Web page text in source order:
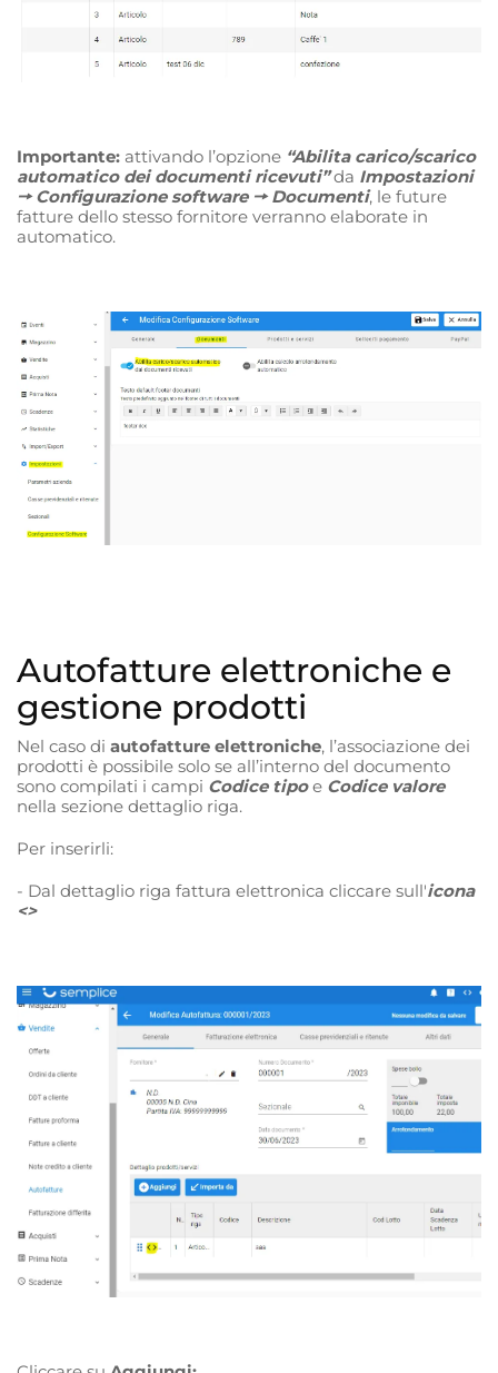
Importante: attivando l’opzione “Abilita carico/scarico
automatico dei documenti ricevuti”da Impostazioni
🠖 Configurazione software 🠖 Documenti, le future
fatture dello stesso fornitore verranno elaborate in
automatico.
Autofatture elettroniche e
gestione prodotti
Nel caso di autofatture elettroniche, l’associazione dei
prodotti è possibile solo se all’interno del documento
sono compilati i campi Codice tipoe Codice valore
nella sezione dettaglio riga.
Per inserirli:
- Dal dettaglio riga fattura elettronica cliccare sull'icona
<>